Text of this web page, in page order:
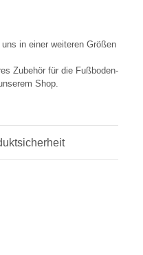
in einer weiteren Größen
Zubehör für die Fußboden-
Shop.